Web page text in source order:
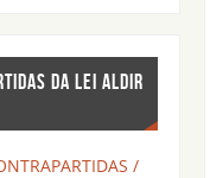
DA LEI ALDIR
/